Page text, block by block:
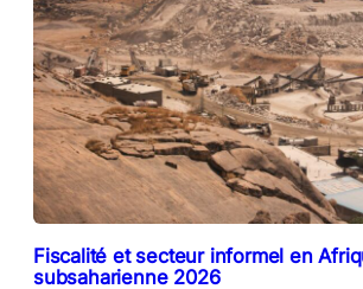
Fiscalité et secteur informel en
subsaharienne 2026